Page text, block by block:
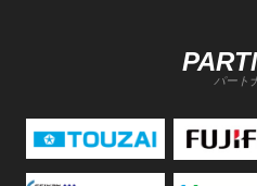
パート